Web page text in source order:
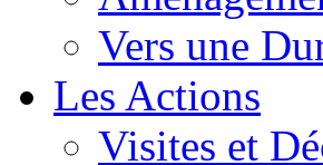
Vers une
Les Actions
Visites et